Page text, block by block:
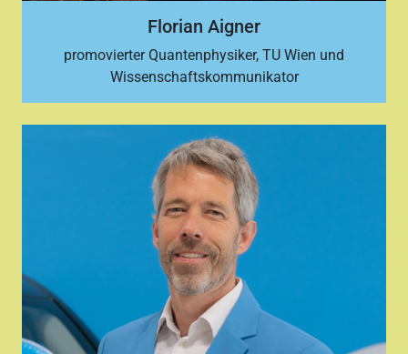
Florian Aigner
promovierter Quantenphysiker, TU Wien und
Wissenschaftskommunikator